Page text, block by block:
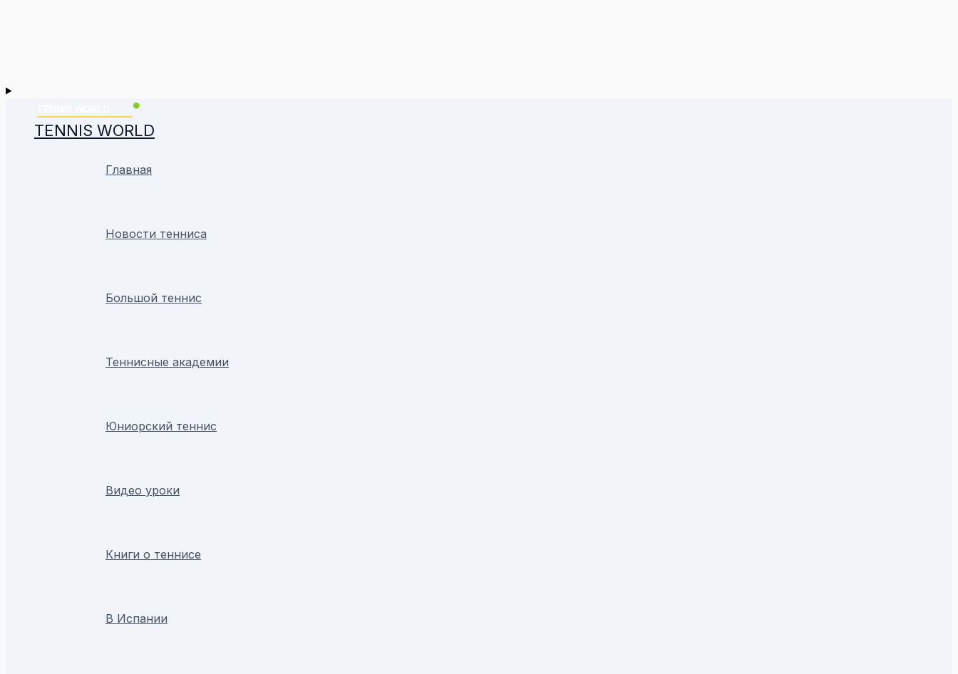
TENNIS WORLD
Главная
Новости тенниса
Большой теннис
Теннисные академии
Юниорский теннис
Видео уроки
Книги о теннисе
В Испании